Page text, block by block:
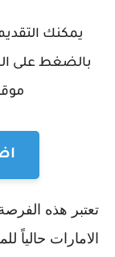
يمكنك
بالضغط على
تعتبر هذه
الامارات